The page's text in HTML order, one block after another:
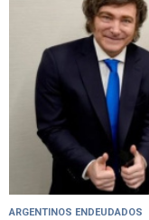
ARGENTINOS ENDEUDADOS